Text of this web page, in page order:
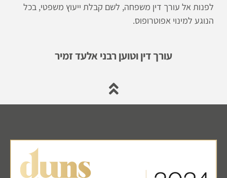
לפנות אל עורך דין משפחה, לשם קבלת ייעוץ משפטי, בכל
הנוגע למינוי אפוטרופוס.
עורך דין וטוען רבני אלעד זמיר